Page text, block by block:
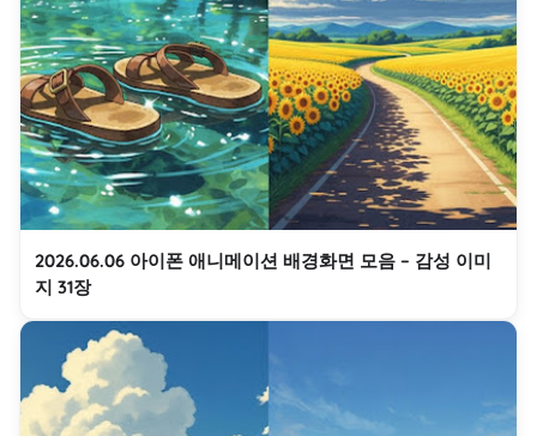
2026.06.06 아이폰 애니메이션 배경화면 모음 – 감성 이미
지 31장